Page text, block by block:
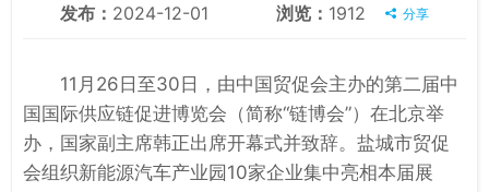
发布： 2024-12-01 浏览： 1912 分享
11月26日至30日，由中国贸促会主办的第二届中
国国际供应链促进博览会（简称“链博会”）在北京举
办，国家副主席韩正出席开幕式并致辞。盐城市贸促
会组织新能源汽车产业园10家企业集中亮相本届展